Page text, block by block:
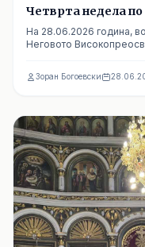
Четврта недела
На 28.06.2026 година,
Неговото
Зоран Богоевски